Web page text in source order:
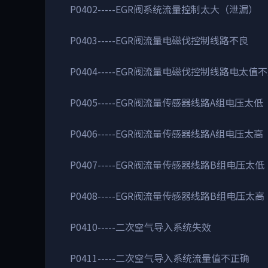
P0402-----EGR阀系统流量控制太大（泄漏）
P0403-----EGR阀流量电磁伐控制线路不良
P0404-----EGR阀流量电磁伐控制线路电太值
P0405-----EGR阀流量传感器线路A组电压太低
P0406-----EGR阀流量传感器线路A组电压太高
P0407-----EGR阀流量传感器线路B组电压太低
P0408-----EGR阀流量传感器线路B组电压太高
P0410-----二次空气导入系统失效
P0411-----二次空气导入系统流量值不正确